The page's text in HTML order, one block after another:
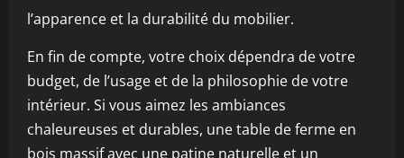
l’apparence et la durabilité du mobilier.
En fin de compte, votre choix dépendra de votre
budget, de l’usage et de la philosophie de votre
intérieur. Si vous aimez les ambiances
chaleureuses et durables, une table de ferme en
bois massif avec une patine naturelle et un